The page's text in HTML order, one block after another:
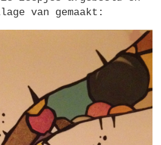
van gemaakt: